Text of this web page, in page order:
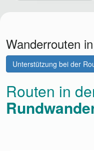
Wanderrouten
Unterstützung bei der
Routen in